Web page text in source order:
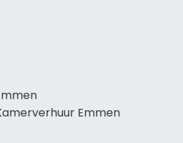
Emmen